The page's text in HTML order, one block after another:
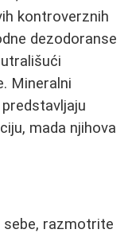
kontroverznih
dezodoranse
Mineralni
mada njihova
sebe, razmotrite